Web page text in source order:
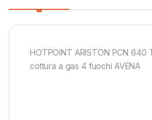
HOTPOINT ARISTON PCN 640
cottura a gas 4 fuochi AVENA